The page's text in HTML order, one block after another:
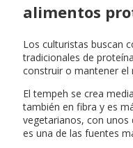
alimentos
Los culturistas buscan
tradicionales de
construir o mantener el
El tempeh se crea
también en fibra y es
vegetarianos, con unos
es una de las fuentes